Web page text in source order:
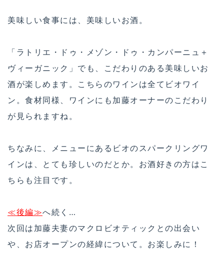
美味しい食事には、美味しいお酒。
「ラトリエ・ドゥ・メゾン・ドゥ・カンパーニュ＋
ヴィーガニック」でも、こだわりのある美味しいお
酒が楽しめます。こちらのワインは全てビオワイ
ン。食材同様、ワインにも加藤オーナーのこだわり
が見られますね。
ちなみに、メニューにあるビオのスパークリングワ
インは、とても珍しいのだとか。お酒好きの方はこ
ちらも注目です。
≪後編≫へ続く…
次回は加藤夫妻のマクロビオティックとの出会い
や、お店オープンの経緯について。お楽しみに！